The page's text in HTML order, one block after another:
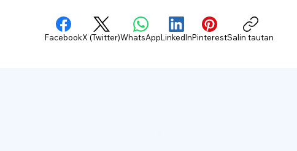
FacebookX (Twitter)WhatsAppLinkedInPinterestSalin tautan